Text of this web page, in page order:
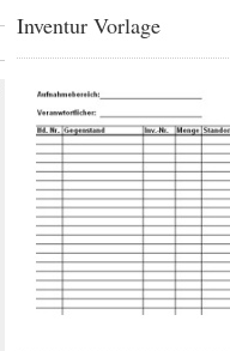
Inventur Vorlage